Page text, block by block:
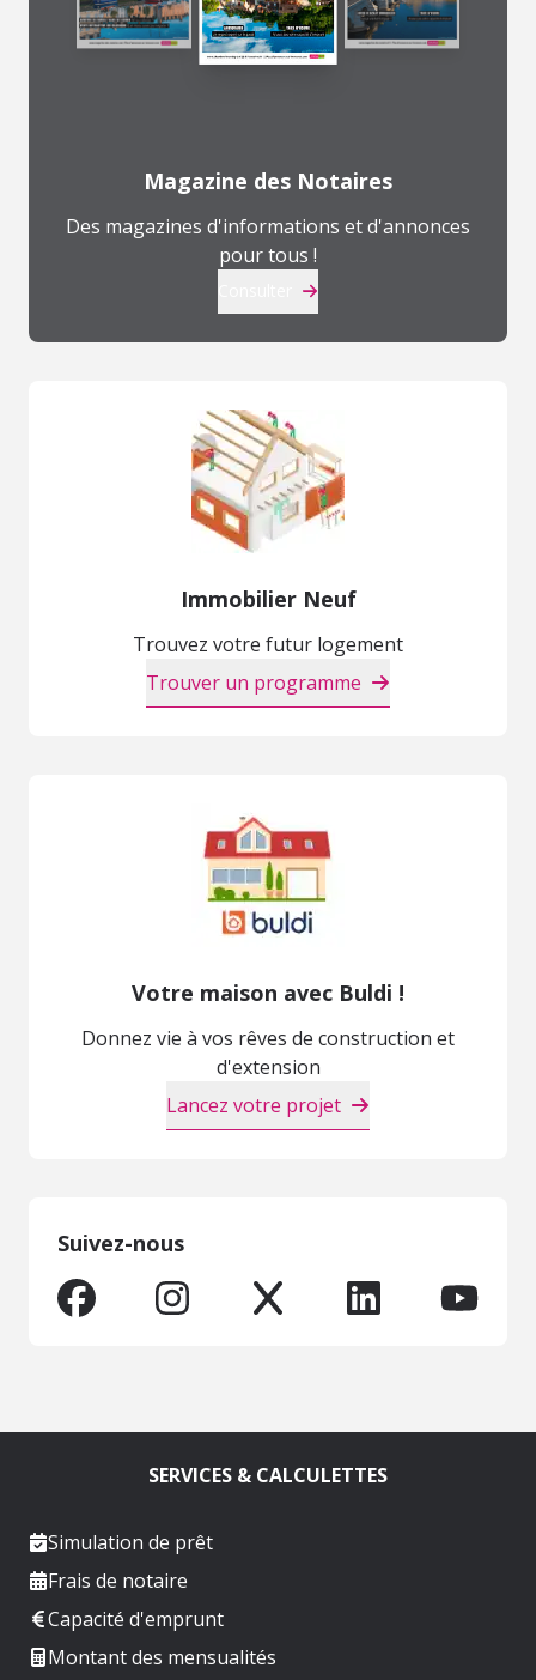
Magazine des Notaires
Des magazines d'informations et d'annonces
pour tous !
Immobilier Neuf
Trouvez votre futur logement
Trouver un programme
Votre maison avec Buldi !
Donnez vie à vos rêves de construction et
d'extension
Lancez votre projet
Suivez-nous
SERVICES & CALCULETTES
Simulation de prêt
Frais de notaire
Capacité d'emprunt
Montant des mensualités